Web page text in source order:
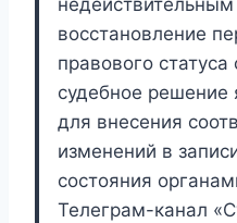
восстановление
правового
судебное решение
для внесения
изменений в
состояния
Телеграм-канал